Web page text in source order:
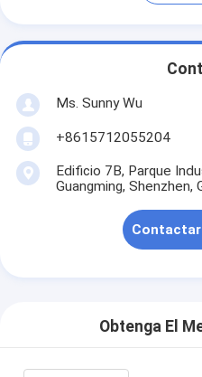
Ms. Sunny Wu
+8615712055204
Edificio 7B, Parque
Guangming, Shenzhen,
Obtenga El